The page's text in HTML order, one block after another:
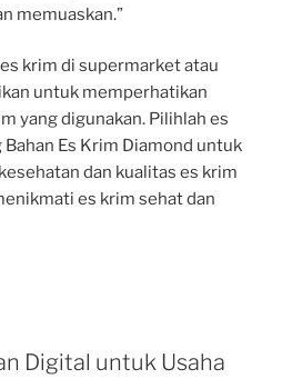
memuaskan.”
krim di supermarket atau
untuk memperhatikan
yang digunakan. Pilihlah es
Es Krim Diamond untuk
dan kualitas es krim
es krim sehat dan
Digital untuk Usaha